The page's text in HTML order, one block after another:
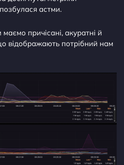
астми.
причісані, акуратні й
відображають потрібний нам